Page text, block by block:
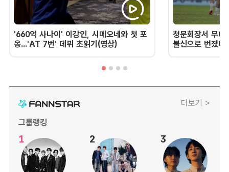
'660억 사나이' 이강인, 시메오네와 첫 포
옹...'AT 7번' 데뷔 초읽기(영상)
청문회장서 무너
불신으로 번졌
더보기 >
그룹랭킹
1 2 3